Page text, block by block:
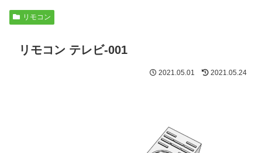
リモコン
リモコン テレビ-001
2021.05.01 2021.05.24